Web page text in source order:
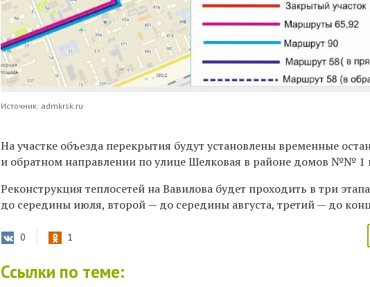
Источник: admkrsk.ru
На участке объезда перекрытия будут установлены временные
и обратном направлении по улице Шелковая в районе домов №№ 1
Реконструкция теплосетей на Вавилова будет проходить в три
до середины июля, второй — до середины августа, третий — до
0 1
Ссылки по теме: